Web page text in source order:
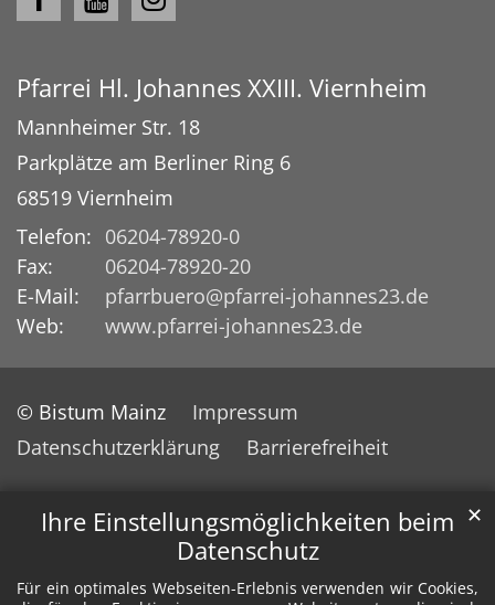
Ihre Einstellungsmöglichkeiten beim
Datenschutz
Für ein optimales Webseiten-Erlebnis verwenden wir Cookies,
✕
Pfarrei Hl. Johannes XXIII. Viernheim
Mannheimer Str. 18
Parkplätze am Berliner Ring 6
68519 Viernheim
Telefon: 06204-78920-0
Fax:
06204-78920-20
E-Mail:
pfarrbuero@pfarrei-johannes23.de
Web:
www.pfarrei-johannes23.de
© Bistum Mainz
Impressum
Datenschutzerklärung
Barrierefreiheit